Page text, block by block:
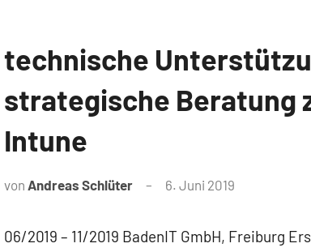
Referenz
technische
strategische Beratung
Intune
von Andreas Schlüter 6. Juni 2019
06/2019 – 11/2019 BadenIT GmbH, Freiburg